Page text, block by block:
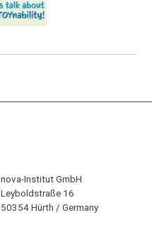
nova-Institut GmbH
Leyboldstraße 16
50354 Hürth / Germany